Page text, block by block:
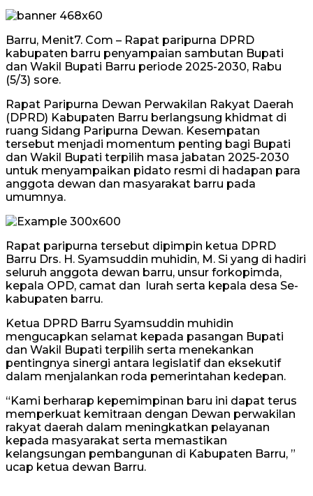
Barru, Menit7. Com – Rapat paripurna DPRD
kabupaten barru penyampaian sambutan Bupati
dan Wakil Bupati Barru periode 2025-2030, Rabu
(5/3) sore.
Rapat Paripurna Dewan Perwakilan Rakyat Daerah
(DPRD) Kabupaten Barru berlangsung khidmat di
ruang Sidang Paripurna Dewan. Kesempatan
tersebut menjadi momentum penting bagi Bupati
dan Wakil Bupati terpilih masa jabatan 2025-2030
untuk menyampaikan pidato resmi di hadapan para
anggota dewan dan masyarakat barru pada
umumnya.
Rapat paripurna tersebut dipimpin ketua DPRD
Barru Drs. H. Syamsuddin muhidin, M. Si yang di hadiri
seluruh anggota dewan barru, unsur forkopimda,
kepala OPD, camat dan lurah serta kepala desa Se-
kabupaten barru.
Ketua DPRD Barru Syamsuddin muhidin
mengucapkan selamat kepada pasangan Bupati
dan Wakil Bupati terpilih serta menekankan
pentingnya sinergi antara legislatif dan eksekutif
dalam menjalankan roda pemerintahan kedepan.
“Kami berharap kepemimpinan baru ini dapat terus
memperkuat kemitraan dengan Dewan perwakilan
rakyat daerah dalam meningkatkan pelayanan
kepada masyarakat serta memastikan
kelangsungan pembangunan di Kabupaten Barru, ”
ucap ketua dewan Barru.